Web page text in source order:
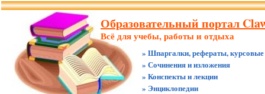
Образовательный портал
Всё для учебы, работы и отдыха
» Шпаргалки, рефераты, курсовые
» Сочинения и изложения
» Конспекты и лекции
» Энциклопедии